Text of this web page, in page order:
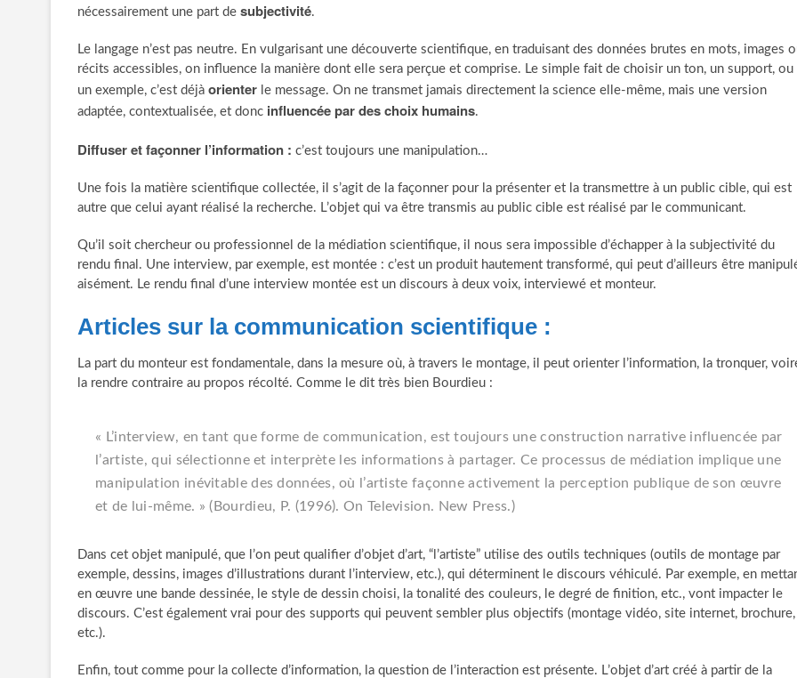
nécessairement une part de subjectivité.
Le langage n’est pas neutre. En vulgarisant une découverte scientifique, en traduisant des données brutes en mots, images
récits accessibles, on influence la manière dont elle sera perçue et comprise. Le simple fait de choisir un ton, un support, ou
un exemple, c’est déjà orienter le message. On ne transmet jamais directement la science elle-même, mais une version
adaptée, contextualisée, et donc influencée par des choix humains.
Diffuser et façonner l’information : c’est toujours une manipulation…
Une fois la matière scientifique collectée, il s’agit de la façonner pour la présenter et la transmettre à un public cible, qui est
autre que celui ayant réalisé la recherche. L’objet qui va être transmis au public cible est réalisé par le communicant.
Qu’il soit chercheur ou professionnel de la médiation scientifique, il nous sera impossible d’échapper à la subjectivité du
rendu final. Une interview, par exemple, est montée : c’est un produit hautement transformé, qui peut d’ailleurs être
aisément. Le rendu final d’une interview montée est un discours à deux voix, interviewé et monteur.
Articles sur la communication scientifique :
La part du monteur est fondamentale, dans la mesure où, à travers le montage, il peut orienter l’information, la tronquer,
la rendre contraire au propos récolté. Comme le dit très bien Bourdieu :
« L’interview, en tant que forme de communication, est toujours une construction narrative influencée par
l’artiste, qui sélectionne et interprète les informations à partager. Ce processus de médiation implique une
manipulation inévitable des données, où l’artiste façonne activement la perception publique de son œuvre
et de lui-même. » (Bourdieu, P. (1996).On Television. New Press.)
Dans cet objet manipulé, que l’on peut qualifier d’objet d’art, “l’artiste” utilise des outils techniques (outils de montage par
exemple, dessins, images d’illustrations durant l’interview, etc.), qui déterminent le discours véhiculé. Par exemple, en
en œuvre une bande dessinée, le style de dessin choisi, la tonalité des couleurs, le degré de finition, etc., vont impacter le
discours. C’est également vrai pour des supports qui peuvent sembler plus objectifs (montage vidéo, site internet, brochure,
etc.).
Enfin, tout comme pour la collecte d’information, la question de l’interaction est présente. L’objet d’art créé à partir de la